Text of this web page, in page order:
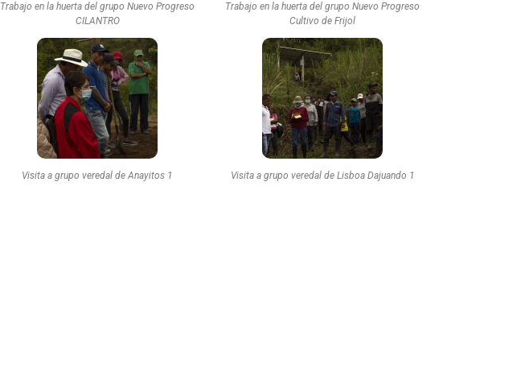
Trabajo en la huerta del grupo Nuevo Progreso
CILANTRO
Trabajo en la huerta del grupo Nuevo Progreso
Cultivo de Frijol
Visita a grupo veredal de Anayitos 1 Visita a grupo veredal de Lisboa Dajuando 1